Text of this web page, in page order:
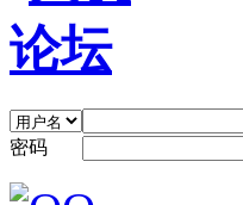
密码